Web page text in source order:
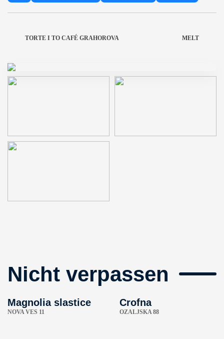
TORTE I TO CAFÉ GRAHOROVA MELT
Nicht verpassen
Magnolia slastice
NOVA VES 11
Crofna
OZALJSKA 88